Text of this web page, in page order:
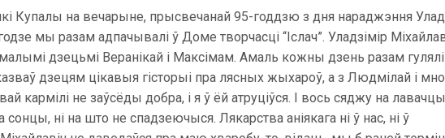
Купалы на вечарыне, прысвечанай 95-годдзю з дня нараджэння
мы разам адпачывалі ў Доме творчасці “Іслач”. Уладзімір
малымі дзецьмі Веранікай і Максімам. Амаль кожны дзень разам
дзецям цікавыя гісторыі пра лясных жыхароў, а з Людмілай і
кармілі не заўсёды добра, і я ў ёй атруціўся. І вось сяджу на
ні на што не спадзеючыся. Лякарства аніякага ні ў нас, ні ў